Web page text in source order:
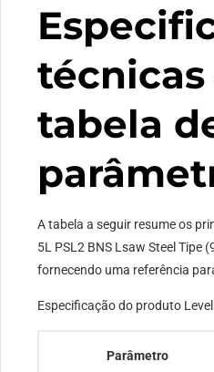
técnicas
tabela
A tabela a seguir resume os
5L PSL2 BNS Lsaw Steel Tipe
fornecendo uma referência
Especificação do produto
Parâmetro